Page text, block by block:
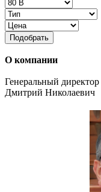
Подобрать
О компании
Генеральный
Дмитрий Николаевич